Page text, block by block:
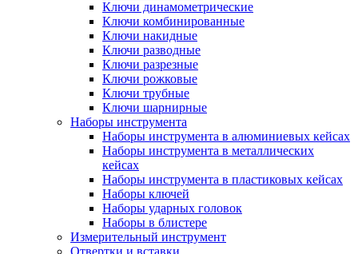
Ключи динамометрические
Ключи комбинированные
Ключи накидные
Ключи разводные
Ключи разрезные
Ключи рожковые
Ключи трубные
Ключи шарнирные
Наборы инструмента
Наборы инструмента в алюминиевых кейсах
Наборы инструмента в металлических
кейсах
Наборы инструмента в пластиковых кейсах
Наборы ключей
Наборы ударных головок
Наборы в блистере
Измерительный инструмент
Отвертки и вставки